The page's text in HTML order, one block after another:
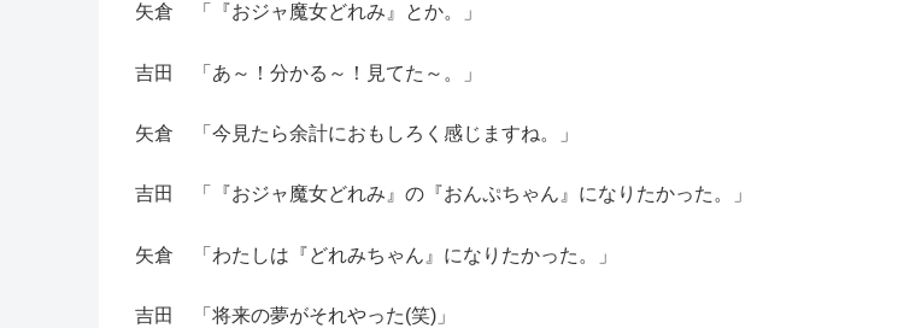
矢倉 「『おジャ魔女どれみ』とか。」
吉田 「あ～！分かる～！見てた～。」
矢倉 「今見たら余計におもしろく感じますね。」
吉田 「『おジャ魔女どれみ』の『おんぷちゃん』になりたかった。」
矢倉 「わたしは『どれみちゃん』になりたかった。」
吉田 「将来の夢がそれやった(笑)」